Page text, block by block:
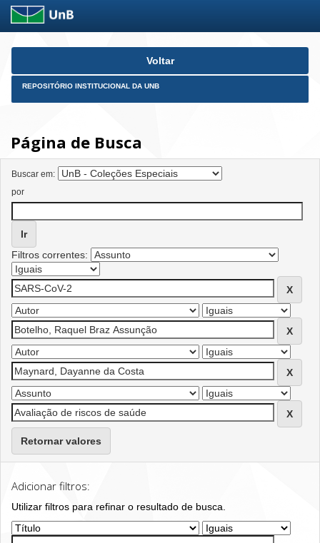
Skip
Voltar
REPOSITÓRIO INSTITUCIONAL DA UNB
Página de Busca
Buscar em:
por
Filtros correntes:
Retornar valores
Adicionar filtros:
Utilizar filtros para refinar o resultado de busca.